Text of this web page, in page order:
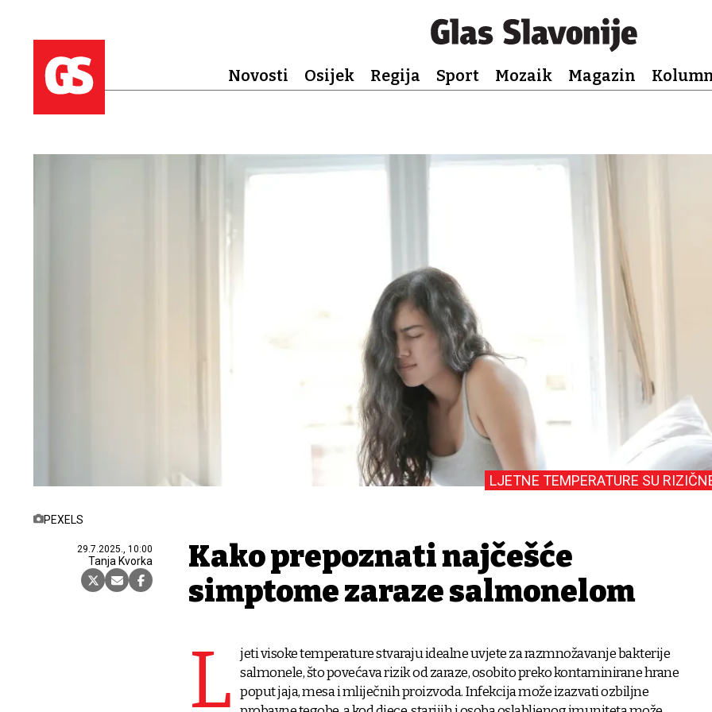
Novosti Osijek Regija Sport Mozaik Magazin
PEXELS
29.7.2025., 10:00
Tanja Kvorka
LJETNE TEMPERATURE SU
Kako prepoznati najčešće
simptome zaraze salmonelom
L jeti visoke temperature stvaraju idealne uvjete za razmnožavanje bakterije
salmonele, što povećava rizik od zaraze, osobito preko kontaminirane hrane
poput jaja, mesa i mliječnih proizvoda. Infekcija može izazvati ozbiljne